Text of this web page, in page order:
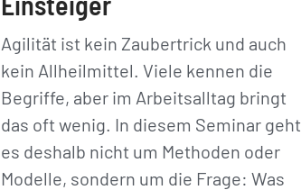
Agilität ist kein Zaubertrick und auch
kein Allheilmittel. Viele kennen die
Begriffe, aber im Arbeitsalltag bringt
das oft wenig. In diesem Seminar geht
es deshalb nicht um Methoden oder
Modelle, sondern um die Frage: Was